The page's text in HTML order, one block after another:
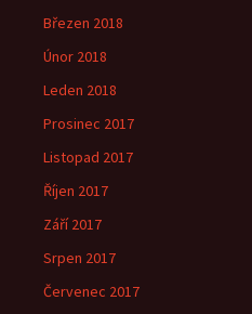
Březen 2018
Únor 2018
Leden 2018
Prosinec 2017
Listopad 2017
Říjen 2017
Září 2017
Srpen 2017
Červenec 2017